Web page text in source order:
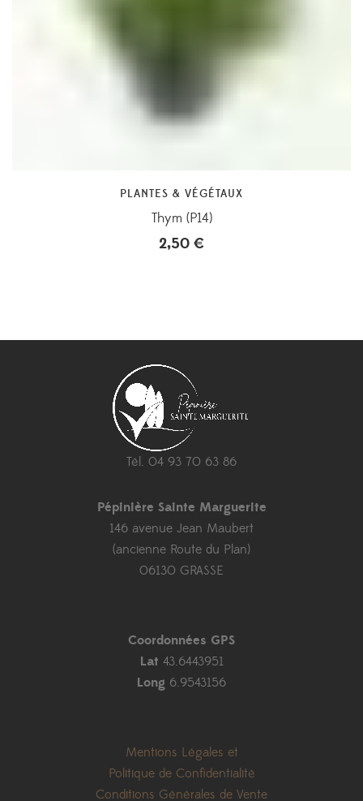
PLANTES & VÉGÉTAUX
Thym (P14)
2,50 €
Tél. 04 93 70 63 86
Pépinière Sainte Marguerite
146 avenue Jean Maubert
(ancienne Route du Plan)
06130 GRASSE
Coordonnées GPS
Lat 43.6443951
Long 6.9543156
Mentions Légales et
Politique de Confidentialité
Conditions Générales de Vente